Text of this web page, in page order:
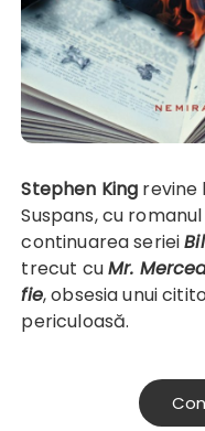
Stephen King revine
Suspans, cu
continuarea seriei
trecut cuMr.
fie, obsesia unui
periculoasă.